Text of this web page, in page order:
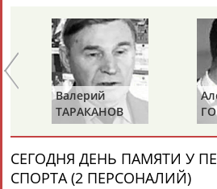
АБДУЛАЕВ
АБДУЛАЕВ
Камалудин
АБДУЛДАУДОВ
Абдула
АБДУЛЖАЛИЛОВ
ЕЩЁ
Валерий
ТАРАКАНОВ
СЕГОДНЯ ДЕНЬ ПАМЯТИ У
СПОРТА (2 ПЕРСОНАЛИЙ)